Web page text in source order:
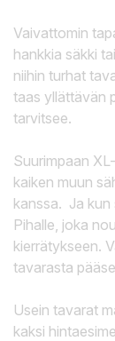
Vaivattomin
hankkia säkki
niihin turhat
taas yllättävän
tarvitsee.
Suurimpaan
kaiken muun
kanssa. Ja
Pihalle, joka
kierrätykseen.
tavarasta
Usein tavarat
kaksi